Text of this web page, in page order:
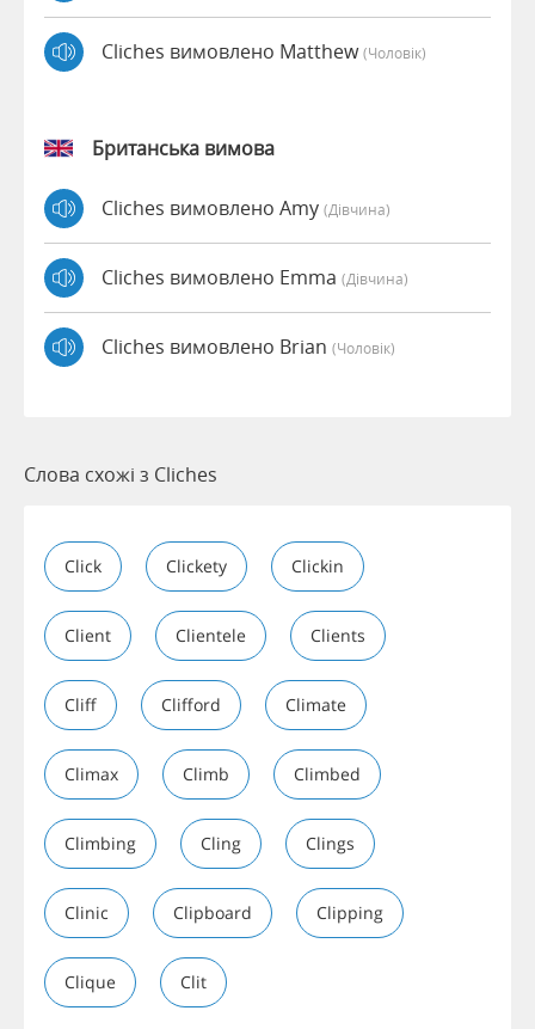
Cliches вимовлено Matthew(чоловік)
Британська вимова
Cliches вимовлено Amy (дівчина)
Cliches вимовлено Emma (дівчина)
Cliches вимовлено Brian (чоловік)
Слова схожі з Cliches
Click Clickety Clickin
Client Clientele Clients
Cliff Clifford Climate
Climax Climb Climbed
Climbing Cling Clings
Clinic Clipboard Clipping
Clique Clit